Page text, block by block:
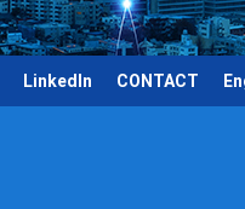
LinkedIn CONTACT